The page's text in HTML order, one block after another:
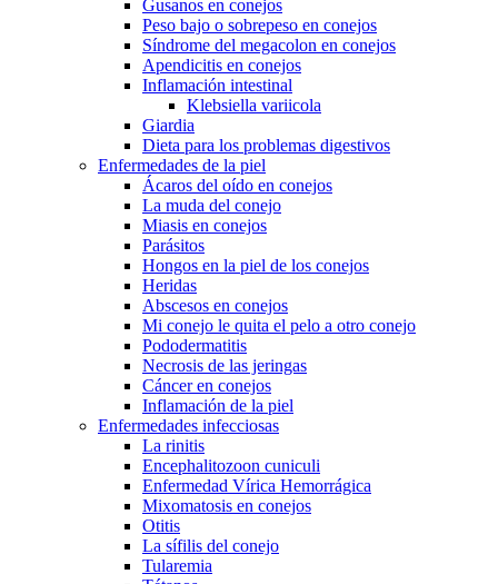
Gusanos en conejos
Peso bajo o sobrepeso en conejos
Síndrome del megacolon en conejos
Apendicitis en conejos
Inflamación intestinal
Klebsiella variicola
Giardia
Dieta para los problemas digestivos
Enfermedades de la piel
Ácaros del oído en conejos
La muda del conejo
Miasis en conejos
Parásitos
Hongos en la piel de los conejos
Heridas
Abscesos en conejos
Mi conejo le quita el pelo a otro conejo
Pododermatitis
Necrosis de las jeringas
Cáncer en conejos
Inflamación de la piel
Enfermedades infecciosas
La rinitis
Encephalitozoon cuniculi
Enfermedad Vírica Hemorrágica
Mixomatosis en conejos
Otitis
La sífilis del conejo
Tularemia